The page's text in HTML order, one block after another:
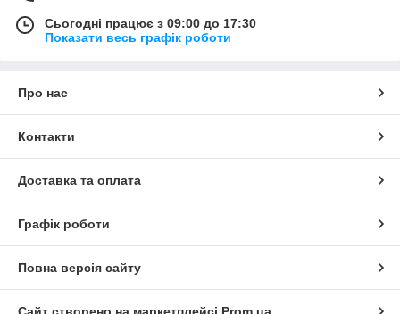
Сьогодні працює з 09:00 до 17:30
Показати весь графік роботи
Про нас
Контакти
Доставка та оплата
Графік роботи
Повна версія сайту